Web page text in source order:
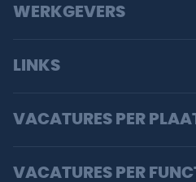
WERKGEVERS
LINKS
VACATURES PER
VACATURES PER